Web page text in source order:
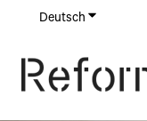
Deutsch